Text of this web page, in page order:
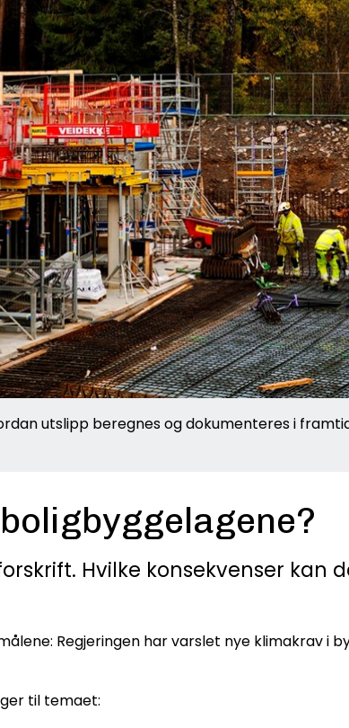
utslipp beregnes og dokumenteres i
Hvilke konsekvenser kan
Regjeringen har varslet nye klimakrav i
til temaet: